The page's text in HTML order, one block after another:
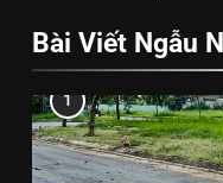
Bài Viết Ngẫu
1